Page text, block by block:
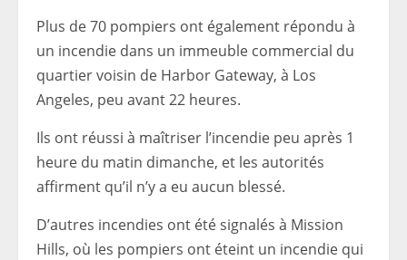
Plus de 70 pompiers ont également répondu à
un incendie dans un immeuble commercial du
quartier voisin de Harbor Gateway, à Los
Angeles, peu avant 22 heures.
Ils ont réussi à maîtriser l’incendie peu après 1
heure du matin dimanche, et les autorités
affirment qu’il n’y a eu aucun blessé.
D’autres incendies ont été signalés à Mission
Hills, où les pompiers ont éteint un incendie qui